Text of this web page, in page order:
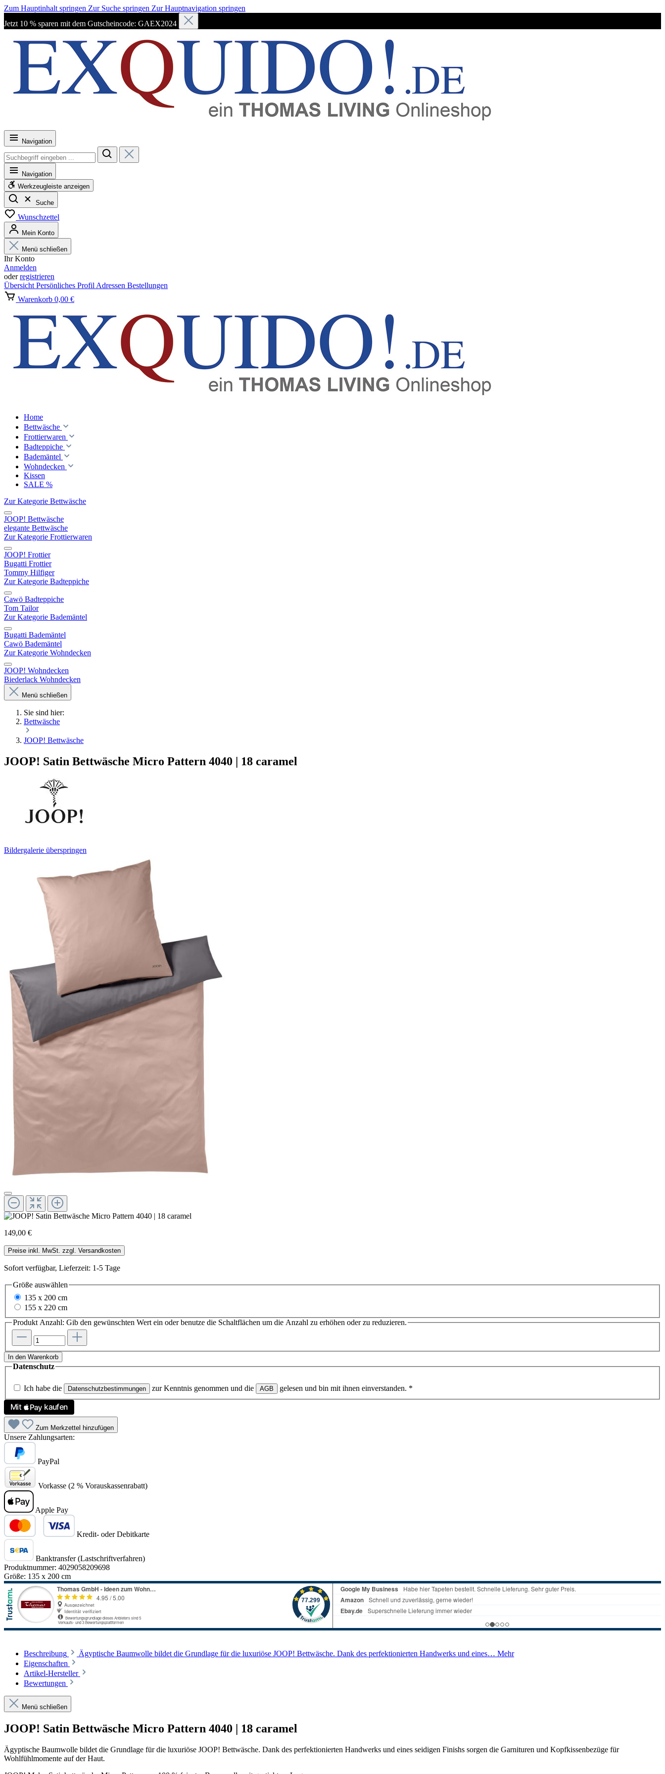
Zum Hauptinhalt springen Zur Suche springen Zur Hauptnavigation springen
Jetzt 10 % sparen mit dem Gutscheincode: GAEX2024
Navigation
Navigation
Werkzeugleiste anzeigen
Suche
Wunschzettel
Mein Konto
Menü schließen
Ihr Konto
Anmelden
oderregistrieren
Übersicht Persönliches Profil Adressen Bestellungen
Warenkorb 0,00 €
Home
Bettwäsche
Frottierwaren
Badteppiche
Bademäntel
Wohndecken
Kissen
SALE %
Zur Kategorie Bettwäsche
JOOP! Bettwäsche
elegante Bettwäsche
Zur Kategorie Frottierwaren
JOOP! Frottier
Bugatti Frottier
Tommy Hilfiger
Zur Kategorie Badteppiche
Cawö Badteppiche
Tom Tailor
Zur Kategorie Bademäntel
Bugatti Bademäntel
Cawö Bademäntel
Zur Kategorie Wohndecken
JOOP! Wohndecken
Biederlack Wohndecken
Menü schließen
Sie sind hier:
Bettwäsche
JOOP! Bettwäsche
JOOP! Satin Bettwäsche Micro Pattern 4040 | 18 caramel
Bildergalerie überspringen
149,00 €
Preise inkl. MwSt. zzgl. Versandkosten
Sofort verfügbar, Lieferzeit: 1-5 Tage
Größe auswählen
135 x 200 cm
155 x 220 cm
Produkt Anzahl: Gib den gewünschten Wert ein oder benutze die Schaltflächen um die Anzahl zu erhöhen oder zu reduzieren.
In den Warenkorb
Datenschutz
Ich habe die Datenschutzbestimmungen zur Kenntnis genommen und die AGB gelesen und bin mit ihnen einverstanden. *
Zum Merkzettel hinzufügen
Unsere Zahlungsarten:
PayPal
Vorkasse (2 % Vorauskassenrabatt)
Apple Pay
Kredit- oder Debitkarte
Banktransfer (Lastschriftverfahren)
Produktnummer: 4029058209698
Größe: 135 x 200 cm
Beschreibung Ägyptische Baumwolle bildet die Grundlage für die luxuriöse JOOP! Bettwäsche. Dank des perfektionierten Handwerks und eines… Mehr
Eigenschaften
Artikel-Hersteller
Bewertungen
Menü schließen
JOOP! Satin Bettwäsche Micro Pattern 4040 | 18 caramel
Ägyptische Baumwolle bildet die Grundlage für die luxuriöse JOOP! Bettwäsche. Dank des perfektionierten Handwerks und eines seidigen Finishs sorgen die Garnituren und Kopfkissenbezüge für
Wohlfühlmomente auf der Haut.